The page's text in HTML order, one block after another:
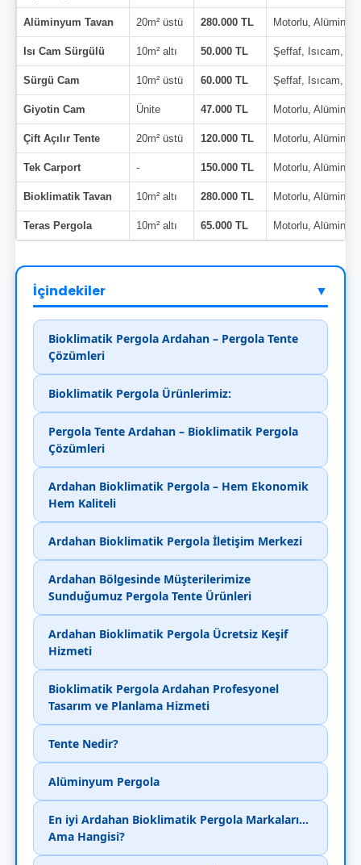
Alüminyum Tavan 20m² üstü 280.000 TL Motorlu,
Isı Cam Sürgülü 10m² altı 50.000 TL Şeffaf, Isıcam,
Sürgü Cam 10m² üstü 60.000 TL Şeffaf, Isıcam,
Giyotin Cam Ünite 47.000 TL Motorlu,
Çift Açılır Tente 20m² üstü 120.000 TL Motorlu,
Tek Carport - 150.000 TL Motorlu,
Bioklimatik Tavan 10m² altı 280.000 TL Motorlu,
Teras Pergola 10m² altı 65.000 TL Motorlu,
İçindekiler ▼
Bioklimatik Pergola Ardahan – Pergola Tente
Çözümleri
Bioklimatik Pergola Ürünlerimiz:
Pergola Tente Ardahan – Bioklimatik Pergola
Çözümleri
Ardahan Bioklimatik Pergola – Hem Ekonomik
Hem Kaliteli
Ardahan Bioklimatik Pergola İletişim Merkezi
Ardahan Bölgesinde Müşterilerimize
Sunduğumuz Pergola Tente Ürünleri
Ardahan Bioklimatik Pergola Ücretsiz Keşif
Hizmeti
Bioklimatik Pergola Ardahan Profesyonel
Tasarım ve Planlama Hizmeti
Tente Nedir?
Alüminyum Pergola
En iyi Ardahan Bioklimatik Pergola Markaları...
Ama Hangisi?